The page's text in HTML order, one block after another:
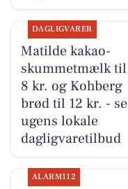
DAGLIGVARER
Matilde kakao-
skummetmælk til
8 kr. og Kohberg
brød til 12 kr. - se
ugens lokale
dagligvaretilbud
ALARM112